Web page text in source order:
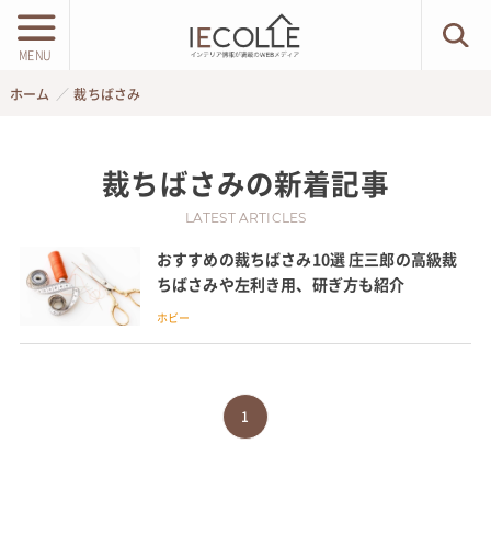
MENU
ホーム 裁ちばさみ
裁ちばさみの新着記事
LATEST ARTICLES
おすすめの裁ちばさみ10選 庄三郎の高級裁
ちばさみや左利き用、研ぎ方も紹介
ホビー
1